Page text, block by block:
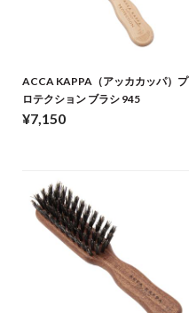
ACCA KAPPA（アッカカッパ）プ
ロテクション ブラシ 945
¥7,150